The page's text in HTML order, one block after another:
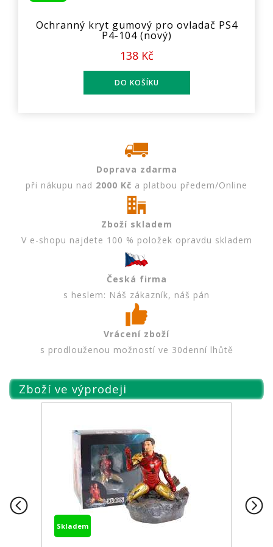
Ochranný kryt gumový pro ovladač PS4
P4-104 (nový)
138 Kč
Doprava zdarma
při nákupu nad 2000 Kč a platbou předem/Online
Zboží skladem
V e-shopu najdete 100 % položek opravdu skladem
Česká firma
s heslem: Náš zákazník, náš pán
Vrácení zboží
s prodlouženou možností ve 30denní lhůtě
Zboží ve výprodeji
Skladem